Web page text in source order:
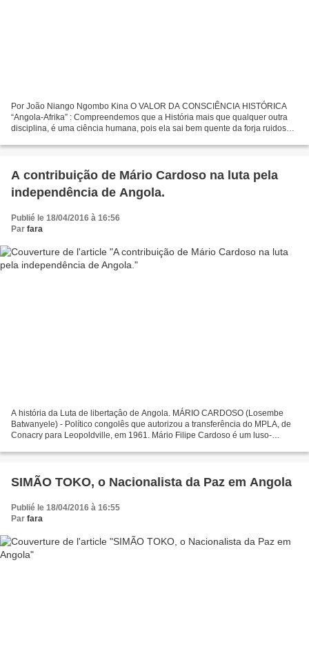
Por João Niango Ngombo Kina O VALOR DA CONSCIÊNCIA HISTÓRICA
“Angola-Afrika” : Compreendemos que a História mais que qualquer outra
disciplina, é uma ciência humana, pois ela sai bem quente da forja ruidosa e
A contribuição de Mário Cardoso na luta pela
independência de Angola.
Publié le 18/04/2016 à 16:56
Par fara
A história da Luta de libertaçâo de Angola. MÁRIO CARDOSO (Losembe
Batwanyele) - Político congolês que autorizou a transferência do MPLA, de
Conacry para Leopoldville, em 1961. Mário Filipe Cardoso é um luso-
SIMÃO TOKO, o Nacionalista da Paz em Angola
Publié le 18/04/2016 à 16:55
Par fara